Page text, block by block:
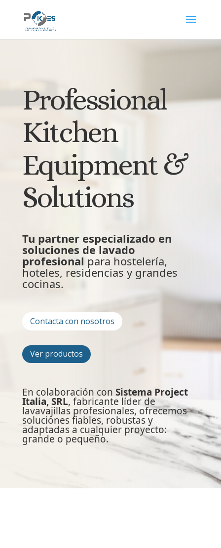
Professional
Kitchen
Equipment &
Solutions
Tu partner especializado en
soluciones de lavado
profesional para hostelería,
hoteles, residencias y grandes
cocinas.
Contacta con nosotros
Ver productos
En colaboración con Sistema Project
Italia, SRL, fabricante líder de
lavavajillas profesionales, ofrecemos
soluciones fiables, robustas y
adaptadas a cualquier proyecto:
grande o pequeño.